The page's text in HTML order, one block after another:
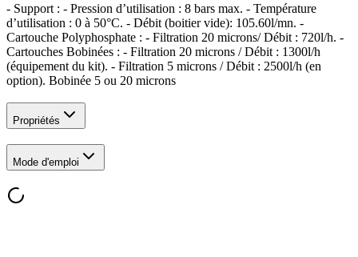
- Support : - Pression d’utilisation : 8 bars max. - Température
d’utilisation : 0 à 50°C. - Débit (boitier vide): 105.60l/mn. -
Cartouche Polyphosphate : - Filtration 20 microns/ Débit : 720l/h. -
Cartouches Bobinées : - Filtration 20 microns / Débit : 1300l/h
(équipement du kit). - Filtration 5 microns / Débit : 2500l/h (en
option). Bobinée 5 ou 20 microns
Propriétés
Mode d'emploi